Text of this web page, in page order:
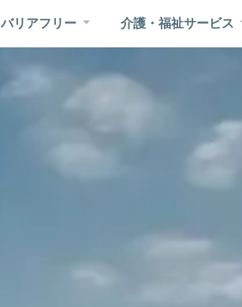
バリアフリー 介護・福祉サービス